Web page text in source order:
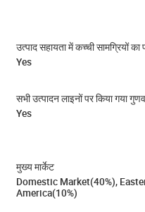
उत्पाद सहायता में कच्ची सामग्रियों का
Yes
सभी उत्पादन लाइनों पर किया गया
Yes
मुख्य मार्केट
Domestic Market(40%),
America(10%)